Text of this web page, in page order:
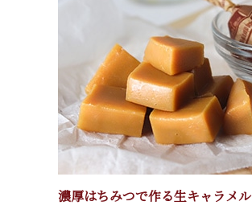
濃厚はちみつで作る生キャラメル